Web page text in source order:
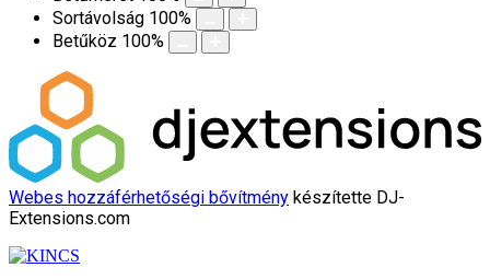
Sortávolság 100%
Betűköz 100%
Webes hozzáférhetőségi bővítmény készítette DJ-
Extensions.com